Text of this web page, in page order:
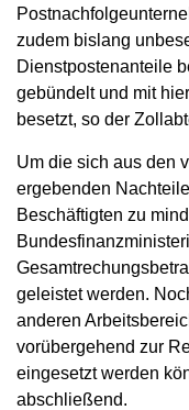
zudem bislang
Dienstpostenanteile
gebündelt und mit
besetzt, so der
Um die sich aus den
ergebenden
Beschäftigten zu
geleistet werden.
anderen
vorübergehend zur
eingesetzt werden
abschließend.